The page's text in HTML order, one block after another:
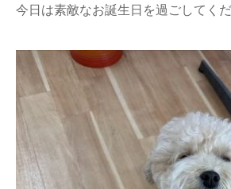
今日は素敵なお誕生日を過ごしてく